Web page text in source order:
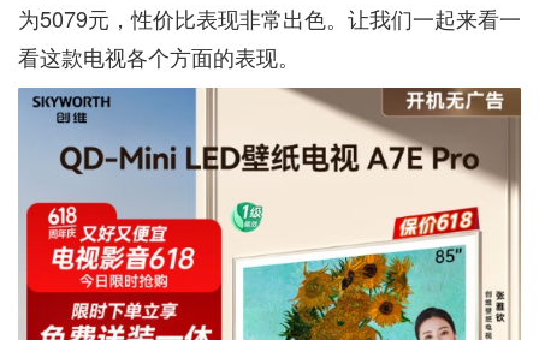
为5079元，性价比表现非常出色。让我们一起来看一
看这款电视各个方面的表现。